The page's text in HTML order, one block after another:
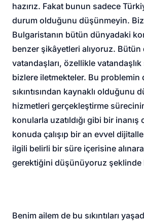
hazırız. Fakat bunun sadece
durum olduğunu düşünmeyin. Biz
Bulgaristanın bütün dünyadaki
benzer şikâyetleri alıyoruz.
vatandaşları, özellikle
bizlere iletmekteler. Bu problemin
sıkıntısından kaynaklı olduğunu
hizmetleri gerçekleştirme
konularla uzatıldığı gibi bir
konuda çalışıp bir an evvel
ilgili belirli bir süre içerisine
gerektiğini düşünüyoruz
Benim ailem de bu sıkıntıları